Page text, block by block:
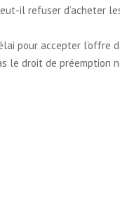
il refuser d’acheter
pour accepter l’offre
le droit de préemption